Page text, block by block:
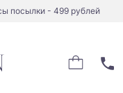
посылки - 499 рублей